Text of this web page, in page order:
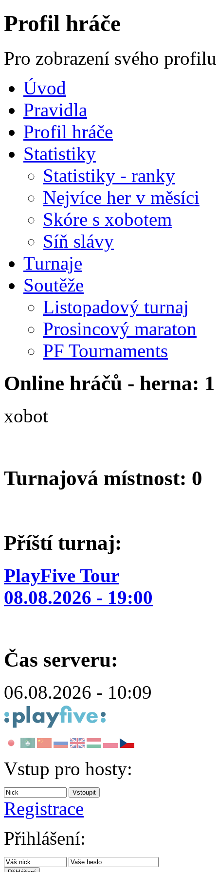
Profil hráče
Pro zobrazení svého
Úvod
Pravidla
Profil hráče
Statistiky
Statistiky - ranky
Nejvíce her v měsíci
Skóre s xobotem
Síň slávy
Turnaje
Soutěže
Listopadový turnaj
Prosincový maraton
PF Tournaments
Online hráčů - herna: 1
xobot
Turnajová místnost: 0
Příští turnaj:
PlayFive Tour
08.08.2026 - 19:00
Čas serveru:
06.08.2026 - 10:09
Vstup pro hosty:
Registrace
Přihlášení: